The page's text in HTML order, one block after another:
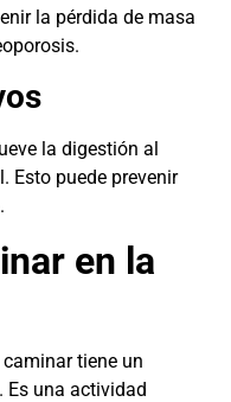
la pérdida de masa
la digestión al
Esto puede prevenir
en la
tiene un
Es una actividad